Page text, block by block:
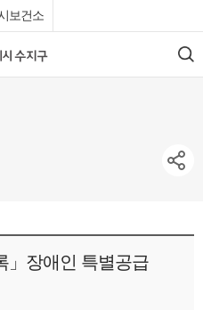
보건소
검
색
」장애인 특별공급